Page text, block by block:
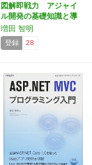
図解即戦力 アジャイ
ル開発の基礎知識と導
入方…
増田 智明
登録 28